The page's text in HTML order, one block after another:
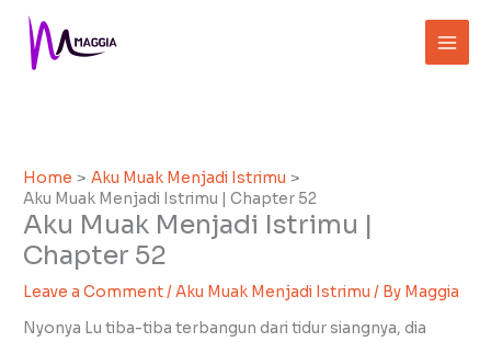
content
Home
Aku Muak Menjadi Istrimu
Aku Muak Menjadi Istrimu | Chapter 52
Aku Muak Menjadi Istrimu |
Chapter 52
Leave a Comment/Aku Muak Menjadi Istrimu / By Maggia
Nyonya Lu tiba-tiba terbangun dari tidur siangnya, dia